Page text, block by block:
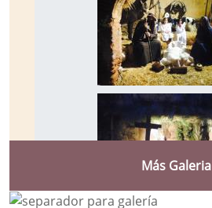
Más Galeria